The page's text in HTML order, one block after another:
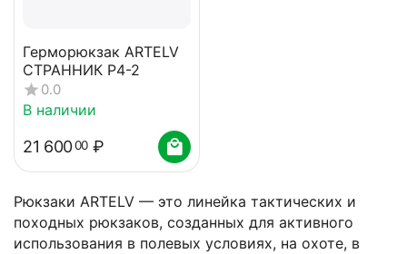
Рюкзаки ARTELV — это линейка тактических и
походных рюкзаков, созданных для активного
использования в полевых условиях, на охоте, в
Герморюкзак ARTELV
СТРАННИК Р4-2
0.0
В наличии
21 60000 ₽